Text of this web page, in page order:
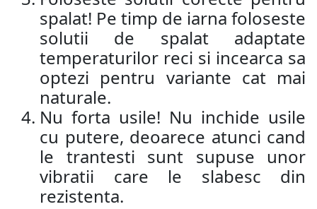
spalat! Pe timp de iarna foloseste
solutii de spalat adaptate
temperaturilor reci si incearca sa
optezi pentru variante cat mai
naturale.
Nu forta usile! Nu inchide usile
cu putere, deoarece atunci cand
le trantesti sunt supuse unor
vibratii care le slabesc din
rezistenta.